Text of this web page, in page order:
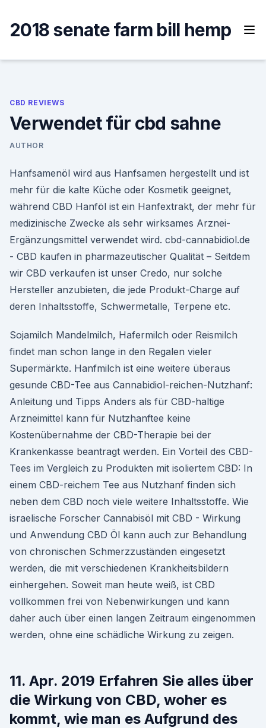
content
2018 senate farm bill hemp
CBD REVIEWS
Verwendet für cbd sahne
AUTHOR
Hanfsamenöl wird aus Hanfsamen hergestellt und ist
mehr für die kalte Küche oder Kosmetik geeignet,
während CBD Hanföl ist ein Hanfextrakt, der mehr für
medizinische Zwecke als sehr wirksames Arznei-
Ergänzungsmittel verwendet wird. cbd-cannabidiol.de
- CBD kaufen in pharmazeutischer Qualität – Seitdem
wir CBD verkaufen ist unser Credo, nur solche
Hersteller anzubieten, die jede Produkt-Charge auf
deren Inhaltsstoffe, Schwermetalle, Terpene etc.
Sojamilch Mandelmilch, Hafermilch oder Reismilch
findet man schon lange in den Regalen vieler
Supermärkte. Hanfmilch ist eine weitere überaus
gesunde CBD-Tee aus Cannabidiol-reichen-Nutzhanf:
Anleitung und Tipps Anders als für CBD-haltige
Arzneimittel kann für Nutzhanftee keine
Kostenübernahme der CBD-Therapie bei der
Krankenkasse beantragt werden. Ein Vorteil des CBD-
Tees im Vergleich zu Produkten mit isoliertem CBD: In
einem CBD-reichem Tee aus Nutzhanf finden sich
neben dem CBD noch viele weitere Inhaltsstoffe. Wie
israelische Forscher Cannabisöl mit CBD - Wirkung
und Anwendung CBD Öl kann auch zur Behandlung
von chronischen Schmerzzuständen eingesetzt
werden, die mit verschiedenen Krankheitsbildern
einhergehen. Soweit man heute weiß, ist CBD
vollkommen frei von Nebenwirkungen und kann
daher auch über einen langen Zeitraum eingenommen
werden, ohne eine schädliche Wirkung zu zeigen.
11. Apr. 2019 Erfahren Sie alles über
die Wirkung von CBD, woher es
kommt, wie man es Aufgrund des